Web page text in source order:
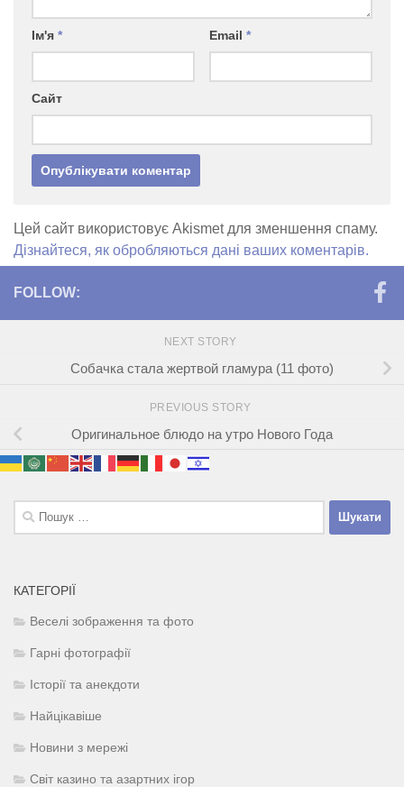
Ім'я * Email *
Сайт
Цей сайт використовує Akismet для зменшення спаму.
Дізнайтеся, як обробляються дані ваших коментарів.
FOLLOW:
NEXT STORY
Собачка стала жертвой гламура (11 фото)
PREVIOUS STORY
Оригинальное блюдо на утро Нового Года
Пошук:
КАТЕГОРІЇ
Веселі зображення та фото
Гарні фотографії
Історії та анекдоти
Найцікавіше
Новини з мережі
Світ казино та азартних ігор